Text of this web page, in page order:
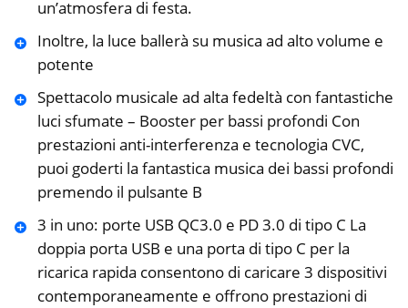
un’atmosfera di festa.
Inoltre, la luce ballerà su musica ad alto volume e
potente
Spettacolo musicale ad alta fedeltà con fantastiche
luci sfumate – Booster per bassi profondi Con
prestazioni anti-interferenza e tecnologia CVC,
puoi goderti la fantastica musica dei bassi profondi
premendo il pulsante B
3 in uno: porte USB QC3.0 e PD 3.0 di tipo C La
doppia porta USB e una porta di tipo C per la
ricarica rapida consentono di caricare 3 dispositivi
contemporaneamente e offrono prestazioni di